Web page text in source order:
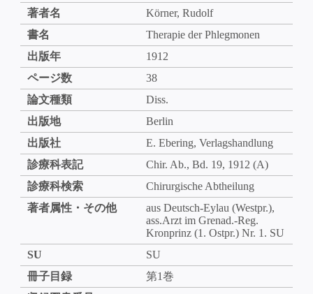
著者名
Körner, Rudolf
書名
Therapie der Phlegmonen
出版年
1912
ページ数
38
論文種類
Diss.
出版地
Berlin
出版社
E. Ebering, Verlagshandlung
診療科表記
Chir. Ab., Bd. 19, 1912 (A)
診療科検索
Chirurgische Abtheilung
著者属性・その他
aus Deutsch-Eylau (Westpr.),
ass.Arzt im Grenad.-Reg.
Kronprinz (1. Ostpr.) Nr. 1. SU
SU
SU
冊子目録
第1巻